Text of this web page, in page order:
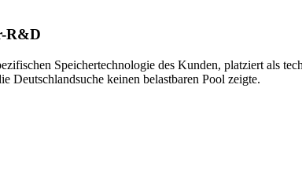
R&D
Speichertechnologie des Kunden, platziert als
Deutschlandsuche keinen belastbaren Pool zeigte.